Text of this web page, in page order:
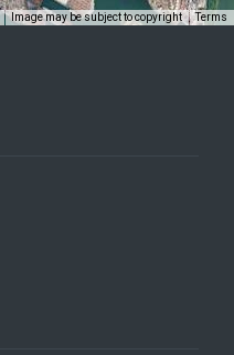
Image may be subject to copyright Terms